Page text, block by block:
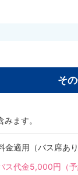
そ
ます。
金適用（バス席あ
ス代金5,000円（